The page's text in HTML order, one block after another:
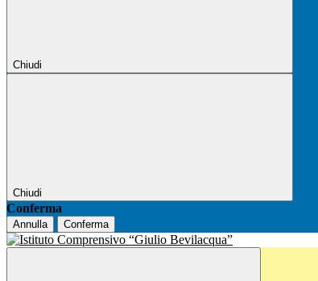
Chiudi
Chiudi
Conferma
Annulla Conferma